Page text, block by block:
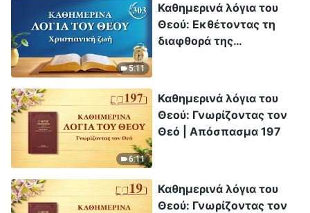
5:11
Καθημερινά λόγια του
Θεού: Εκθέτοντας τη
διαφθορά της
6:11
Καθημερινά λόγια του
Θεού: Γνωρίζοντας τον
Θεό | Απόσπασμα 197
Καθημερινά λόγια του
Θεού: Γνωρίζοντας τον